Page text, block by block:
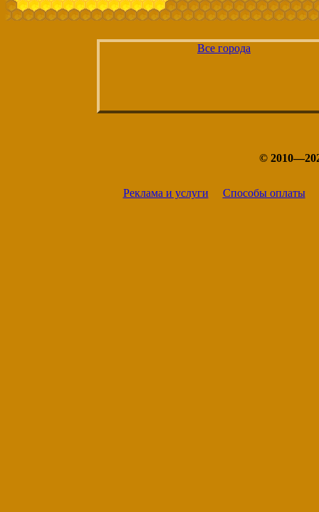
Все города
©
Реклама и услуги Способы оплаты